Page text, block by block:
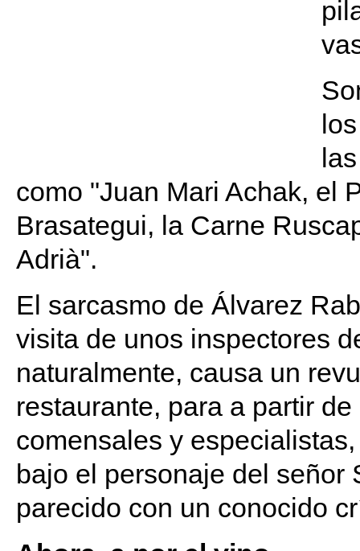
como "Juan Mari Achak, el
Brasategui, la Carne
Adrià".
El sarcasmo de Álvarez
visita de unos inspectores
naturalmente, causa un
restaurante, para a partir
comensales y
bajo el personaje del señor
parecido con un conocido